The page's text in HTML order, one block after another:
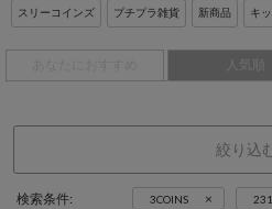
スリーコインズ プチプラ雑貨 新商品 キ
人気順
絞り込
検索条件: 3COINS ×